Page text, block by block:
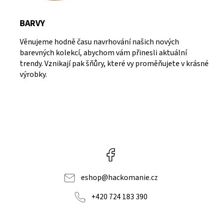
BARVY
Věnujeme hodně času navrhování našich nových
barevných kolekcí, abychom vám přinesli aktuální
trendy. Vznikají pak šňůry, které vy proměňujete v krásné
výrobky.
eshop@hackomanie.cz
+420 724 183 390